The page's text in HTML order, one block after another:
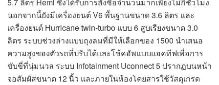
นอกจากนี้ยังมีเครื่องยนต์ V6 พื้นฐานขนาด 3.6 ลิตร และ
เครื่องยนต์ Hurricane twin-turbo แบบ 6 สูบเรียงขนาด 3.0
ลิตร ระบบช่วงล่างแบบถุงลมที่มีให้เลือกของ 1500 นำเสนอ
ความสูงของตัวรถที่ปรับได้และโช้คอัพแบบแอคทีฟเพื่อการ
ขับขี่ที่นุ่มนวล ระบบ Infotainment Uconnect 5 ปรากฏบนหน้า
จอสัมผัสขนาด 12 นิ้ว และภายในห้องโดยสารใช้วัสดุเกรด